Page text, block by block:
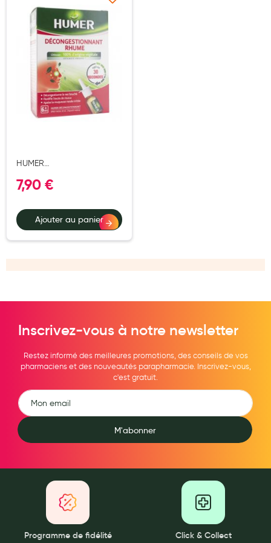
Aromathérapie
Diététique minceur
Phytothérapie
Régimes médicaux
Gemmothérapie
Compléments alimentaires
Médicaments et Santé
Premiers soins
Nutrition clinique
Anti-poux
Piqûres insectes
Appareils
Contention veineuse
Contactologie
Accessoires pieds et semelles
Soins ORL
HUMER
SPRAY NASAL 20ML
7,90 €
Ajouter au panier
Ajouter à ma liste d’envie
Inscrivez-vous à notre newsletter
Restez informé des meilleures promotions, des conseils de vos
pharmaciens et des nouveautés parapharmacie. Inscrivez-vous,
c'est gratuit.
M'abonner
Programme de fidélité Click & Collect